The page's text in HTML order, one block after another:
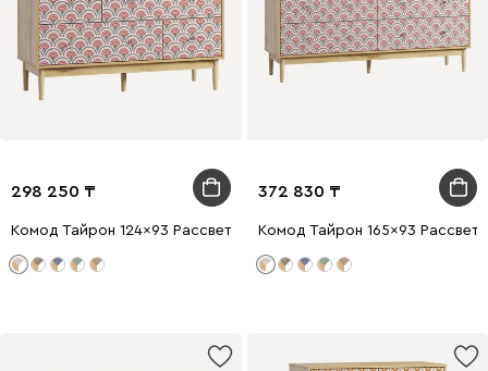
298 250
Комод Тайрон 124x93 Рассвет ​
372 830
Комод Тайрон 165x93 Рассвет ​